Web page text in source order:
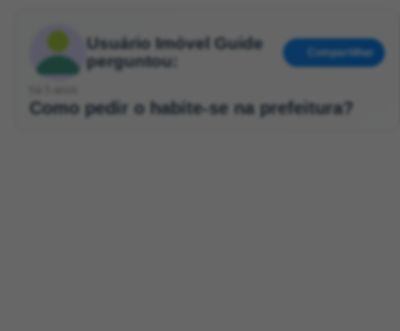
Usuário Imóvel Guide
perguntou:
Compartilhar
Como pedir o habite-se na prefeitura?